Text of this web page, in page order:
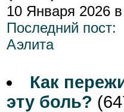
10 Января 2026
Последний пост:
Аэлита
Как
эту боль?